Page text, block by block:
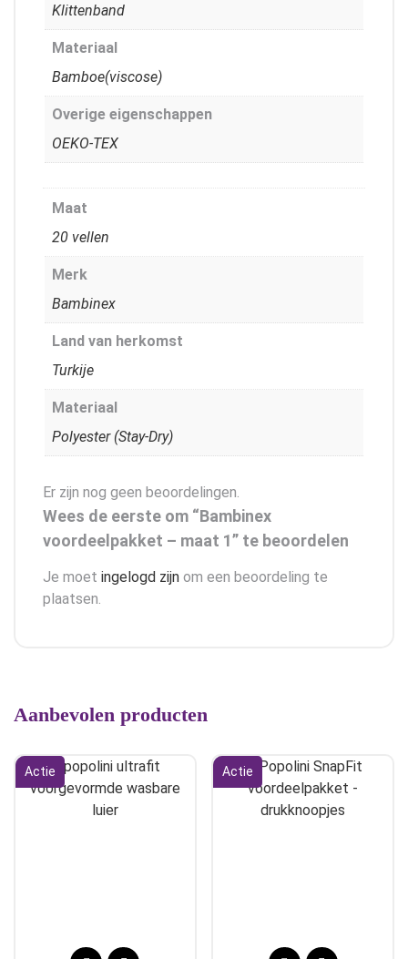
Klittenband
Materiaal
Bamboe(viscose)
Overige eigenschappen
OEKO-TEX
Maat
20 vellen
Merk
Bambinex
Land van herkomst
Turkije
Materiaal
Polyester (Stay-Dry)
Er zijn nog geen beoordelingen.
Wees de eerste om “Bambinex
voordeelpakket – maat 1” te beoordelen
Je moet ingelogd zijn om een beoordeling te
plaatsen.
Aanbevolen producten
Actie Actie